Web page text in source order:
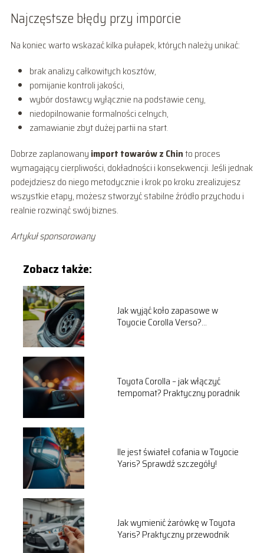
Najczęstsze błędy przy imporcie
Na koniec warto wskazać kilka pułapek, których należy unikać:
brak analizy całkowitych kosztów,
pomijanie kontroli jakości,
wybór dostawcy wyłącznie na podstawie ceny,
niedopilnowanie formalności celnych,
zamawianie zbyt dużej partii na start.
Dobrze zaplanowany import towarów z Chinto proces
wymagający cierpliwości, dokładności i konsekwencji. Jeśli jednak
podejdziesz do niego metodycznie i krok po kroku zrealizujesz
wszystkie etapy, możesz stworzyć stabilne źródło przychodu i
realnie rozwinąć swój biznes.
Artykuł sponsorowany
Zobacz także:
Jak wyjąć koło zapasowe w
Toyocie Corolla Verso?
Toyota Corolla – jak włączyć
tempomat? Praktyczny poradnik
Ile jest świateł cofania w Toyocie
Yaris? Sprawdź szczegóły!
Jak wymienić żarówkę w Toyota
Yaris? Praktyczny przewodnik